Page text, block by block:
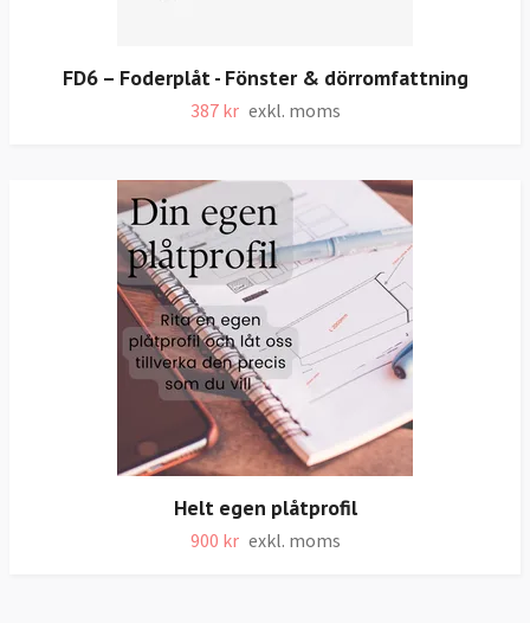
FD6 – Foderplåt - Fönster & dörromfattning
387 kr exkl. moms
Helt egen plåtprofil
900 kr exkl. moms